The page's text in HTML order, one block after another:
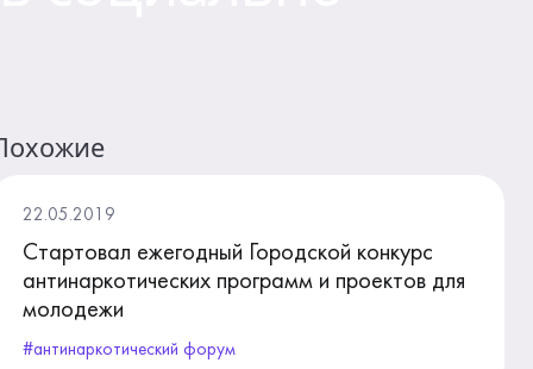
22.05.2019
Стартовал ежегодный Городской конкурс
антинаркотических программ и проектов для
молодежи
#антинаркотический форум